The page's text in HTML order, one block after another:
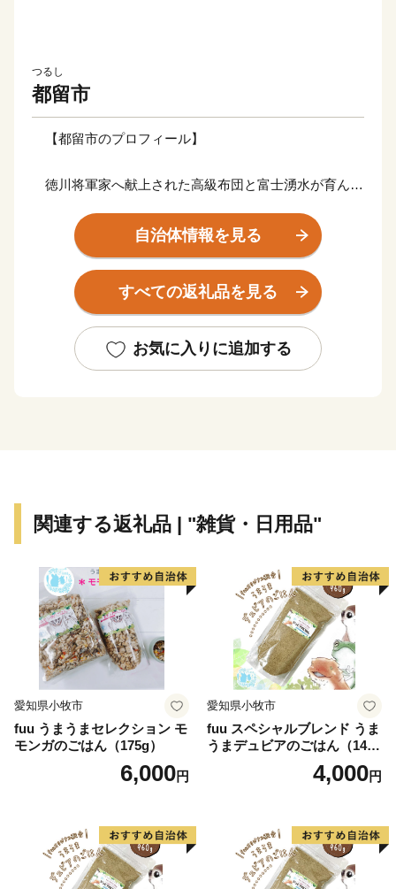
つるし
都留市
【都留市のプロフィール】
徳川将軍家へ献上された高級布団と富士湧水が育んだ
清らかで豊富な富士山湧水が旨味を追及した上質な特
産品を育みます。
古来より盛んな伝統織物は、高級羽毛布団として全国
＜主な返礼品＞
◇都留市のＰＲ用動画◇
●都留CM第１弾「つるに恋したＯＬ編」
出演は都留市出身の白須慶子さん。
●都留CM第２弾「都留の読み方を覚えてもらおう編」
●都留CM第３弾「第二の人生編」
都留市に移住してきた夫婦編
山梨県都留市の観光（移住）ＰＲのＣＭ第4弾
自治体情報を見る
すべての返礼品を見る
お気に入りに追加する
関連する返礼品 | "雑貨・日用品"
愛知県小牧市
fuu うまうまセレクション モ
モンガのごはん（175g）
6,000円
愛知県小牧市
fuu スペシャルブレンド うま
うまデュビアのごはん（140
4,000円